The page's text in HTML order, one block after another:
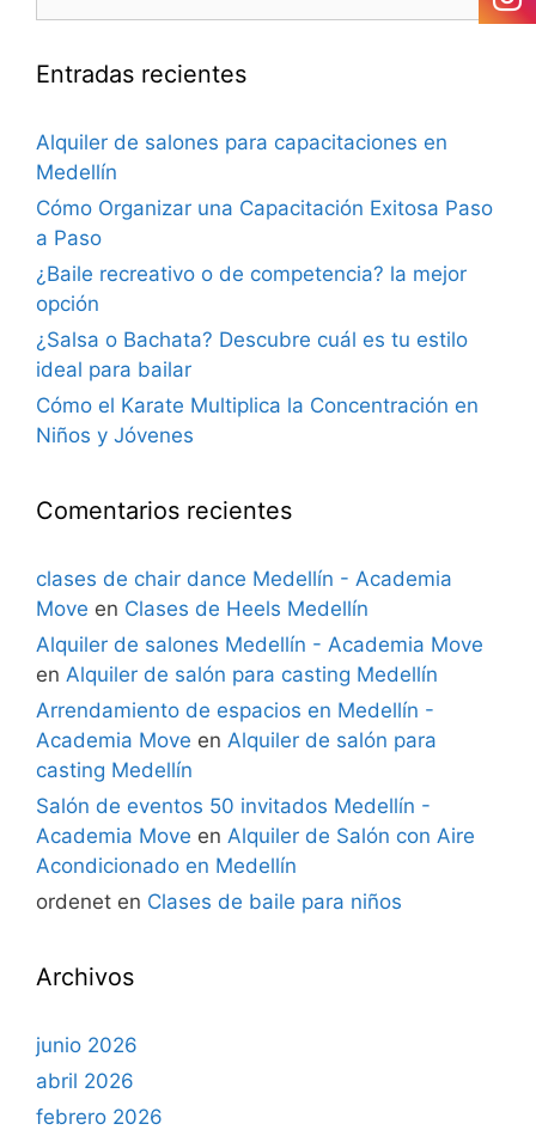
Entradas recientes
Alquiler de salones para capacitaciones en
Medellín
Cómo Organizar una Capacitación Exitosa Paso
a Paso
¿Baile recreativo o de competencia? la mejor
opción
¿Salsa o Bachata? Descubre cuál es tu estilo
ideal para bailar
Cómo el Karate Multiplica la Concentración en
Niños y Jóvenes
Comentarios recientes
clases de chair dance Medellín - Academia
Move en Clases de Heels Medellín
Alquiler de salones Medellín - Academia Move
en Alquiler de salón para casting Medellín
Arrendamiento de espacios en Medellín -
Academia Move en Alquiler de salón para
casting Medellín
Salón de eventos 50 invitados Medellín -
Academia Move en Alquiler de Salón con Aire
Acondicionado en Medellín
ordenet en Clases de baile para niños
Archivos
junio 2026
abril 2026
febrero 2026